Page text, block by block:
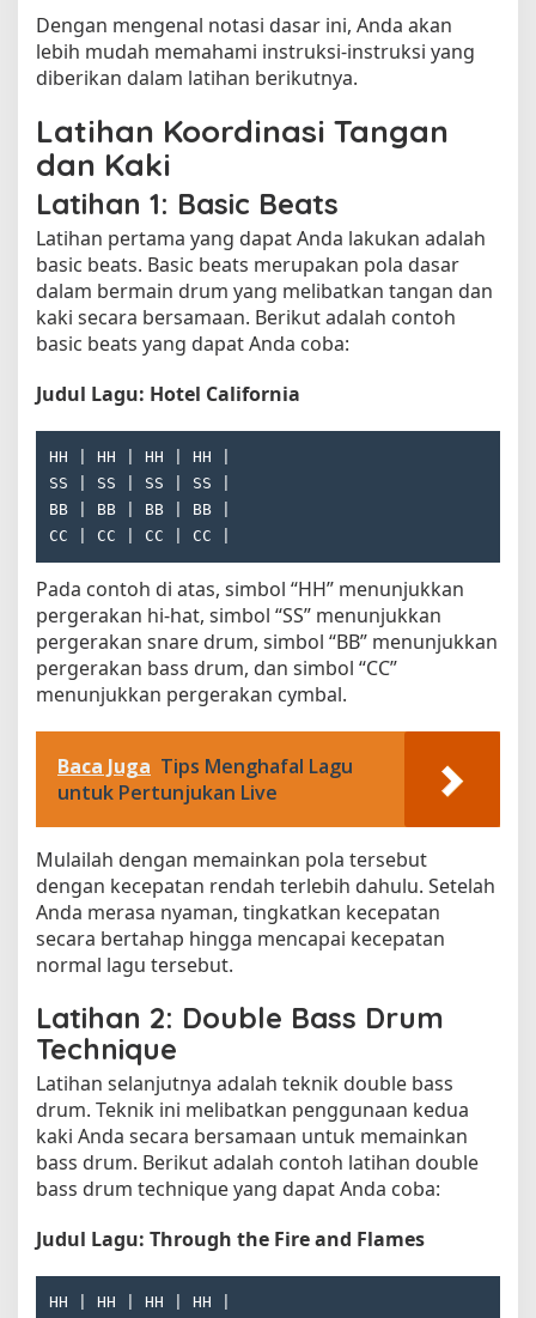
Dengan mengenal notasi dasar ini, Anda akan
lebih mudah memahami instruksi-instruksi yang
diberikan dalam latihan berikutnya.
Latihan Koordinasi Tangan
dan Kaki
Latihan 1: Basic Beats
Latihan pertama yang dapat Anda lakukan adalah
basic beats. Basic beats merupakan pola dasar
dalam bermain drum yang melibatkan tangan dan
kaki secara bersamaan. Berikut adalah contoh
basic beats yang dapat Anda coba:
Judul Lagu: Hotel California
HH | HH | HH | HH |
SS | SS | SS | SS |
BB | BB | BB | BB |
Pada contoh di atas, simbol “HH” menunjukkan
pergerakan hi-hat, simbol “SS” menunjukkan
pergerakan snare drum, simbol “BB” menunjukkan
pergerakan bass drum, dan simbol “CC”
menunjukkan pergerakan cymbal.
Baca Juga Tips Menghafal Lagu
untuk Pertunjukan Live
Mulailah dengan memainkan pola tersebut
dengan kecepatan rendah terlebih dahulu. Setelah
Anda merasa nyaman, tingkatkan kecepatan
secara bertahap hingga mencapai kecepatan
normal lagu tersebut.
Latihan 2: Double Bass Drum
Technique
Latihan selanjutnya adalah teknik double bass
drum. Teknik ini melibatkan penggunaan kedua
kaki Anda secara bersamaan untuk memainkan
bass drum. Berikut adalah contoh latihan double
bass drum technique yang dapat Anda coba:
Judul Lagu: Through the Fire and Flames
HH | HH | HH | HH |